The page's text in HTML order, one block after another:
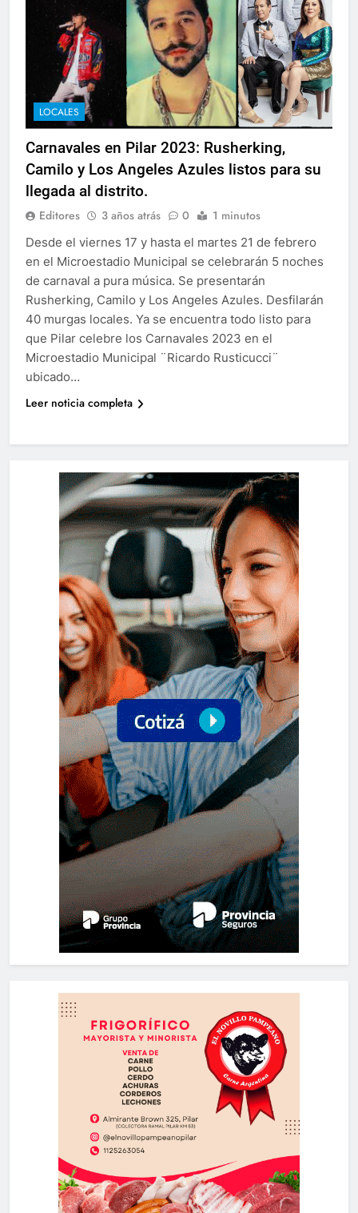
LOCALES
Carnavales en Pilar 2023: Rusherking,
Camilo y Los Angeles Azules listos para su
llegada al distrito.
Editores 3 años atrás 0 1 minutos
Desde el viernes 17 y hasta el martes 21 de febrero
en el Microestadio Municipal se celebrarán 5 noches
de carnaval a pura música. Se presentarán
Rusherking, Camilo y Los Angeles Azules. Desfilarán
40 murgas locales. Ya se encuentra todo listo para
que Pilar celebre los Carnavales 2023 en el
Microestadio Municipal ¨Ricardo Rusticucci¨
ubicado…
Leer noticia completa